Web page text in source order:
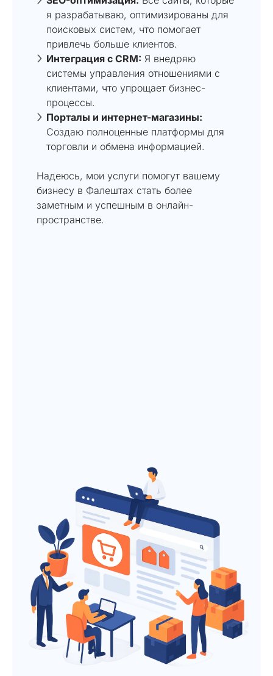
я разрабатываю, оптимизированы для
поисковых систем, что помогает
привлечь больше клиентов.
Интеграция с CRM: Я внедряю
системы управления отношениями с
клиентами, что упрощает бизнес-
процессы.
Порталы и интернет-магазины:
Создаю полноценные платформы для
торговли и обмена информацией.
Надеюсь, мои услуги помогут вашему
бизнесу в Фалештах стать более
заметным и успешным в онлайн-
пространстве.